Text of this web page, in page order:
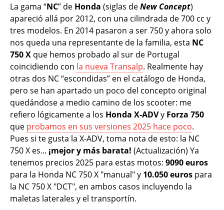
La gama “NC” de Honda (siglas deNew Concept)
apareció allá por 2012, con una cilindrada de 700 cc y
tres modelos. En 2014 pasaron a ser 750 y ahora solo
nos queda una representante de la familia, esta NC
750 X que hemos probado al sur de Portugal
coincidiendo con la nueva Transalp. Realmente hay
otras dos NC “escondidas” en el catálogo de Honda,
pero se han apartado un poco del concepto original
quedándose a medio camino de los scooter: me
refiero lógicamente a los Honda X-ADVy Forza 750
que probamos en sus versiones 2025 hace poco.
Pues si te gusta la X-ADV, toma nota de esto: la NC
750 X es... ¡mejor y más barata! (Actualización) Ya
tenemos precios 2025 para estas motos: 9090 euros
para la Honda NC 750 X "manual" y 10.050 euros para
la NC 750 X "DCT", en ambos casos incluyendo la
maletas laterales y el transportín.